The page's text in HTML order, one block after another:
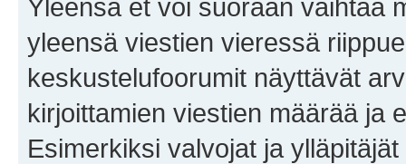
Yleensä et voi suoraan vaihtaa
yleensä viestien vieressä
keskustelufoorumit näyttävät
kirjoittamien viestien määrää ja
Esimerkiksi valvojat ja